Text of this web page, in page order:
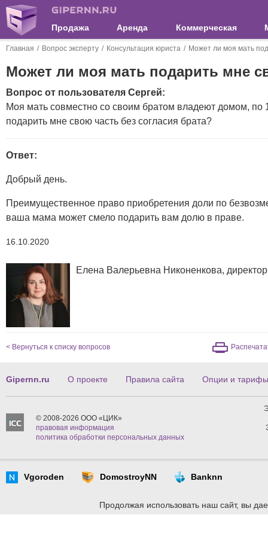
Продажа Аренда Коммерческая
Главная Вопрос эксперту Консультация юриста Может ли моя мать
Может ли моя мать подарить мне
Вопрос от пользователя Сергей:
Моя мать совместно со своим братом владеют домом, по
подарить мне свою часть без согласия брата?
Ответ:
Добрый день.
Преимущественное право приобретения доли по
ваша мама может смело подарить вам долю в праве.
16.10.2020
Елена Валерьевна Никоненкова,
< Вернуться к списку вопросов
Gipernn.ru О проекте Правила сайта Опции и тарифы
© 2008-2026 ООО «ЦИК»
правовая информация
политика обработки персональных данных
Vgoroden DomostroyNN Banknn
Продолжая использовать наш сайт, вы